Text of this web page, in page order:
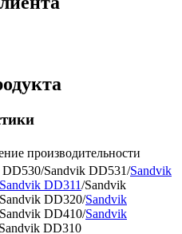
производительности
DD530/Sandvik DD531/Sandvik
Sandvik DD311/Sandvik
DD320/Sandvik
DD410/Sandvik
DD310